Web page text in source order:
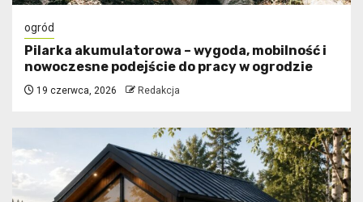
ogród
Pilarka akumulatorowa – wygoda, mobilność i
nowoczesne podejście do pracy w ogrodzie
19 czerwca, 2026 Redakcja